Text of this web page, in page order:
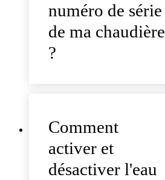
numéro de série
de ma chaudière
?
Comment
activer et
désactiver l'eau